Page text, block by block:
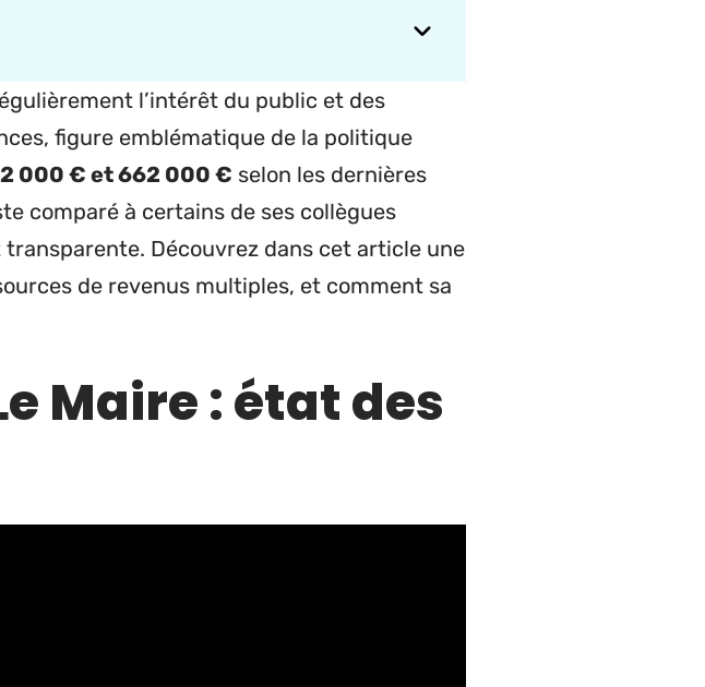
l’intérêt du public et des
figure emblématique de la politique
000 € et 662 000 € selon les dernières
comparé à certains de ses collègues
Découvrez dans cet article une
de revenus multiples, et comment sa
Maire : état des